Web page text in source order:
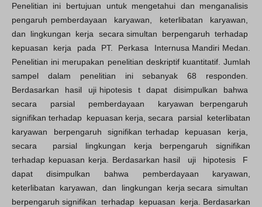
Penelitian ini bertujuan untuk mengetahui dan menganalisis
pengaruh pemberdayaan karyawan, keterlibatan karyawan,
dan lingkungan kerja secara simultan berpengaruh terhadap
kepuasan kerja pada PT. Perkasa Internusa Mandiri Medan.
Penelitian ini merupakan penelitian deskriptif kuantitatif. Jumlah
sampel dalam penelitian ini sebanyak 68 responden.
Berdasarkan hasil uji hipotesis t dapat disimpulkan bahwa
secara parsial pemberdayaan karyawan berpengaruh
signifikan terhadap kepuasan kerja, secara parsial keterlibatan
karyawan berpengaruh signifikan terhadap kepuasan kerja,
secara parsial lingkungan kerja berpengaruh signifikan
terhadap kepuasan kerja. Berdasarkan hasil uji hipotesis F
dapat disimpulkan bahwa pemberdayaan karyawan,
keterlibatan karyawan, dan lingkungan kerja secara simultan
berpengaruh signifikan terhadap kepuasan kerja. Berdasarkan